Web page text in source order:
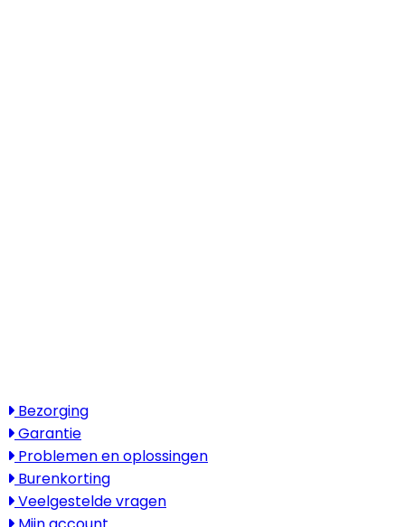
Bezorging
Garantie
Problemen en oplossingen
Burenkorting
Veelgestelde vragen